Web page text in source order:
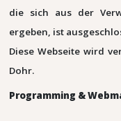
die sich aus der
ergeben, ist
Diese Webseite wird
Dohr.
Programming &